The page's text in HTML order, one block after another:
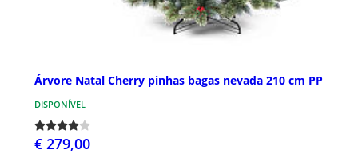
Árvore Natal Cherry pinhas bagas nevada 210 cm PP
DISPONÍVEL
€ 279,00